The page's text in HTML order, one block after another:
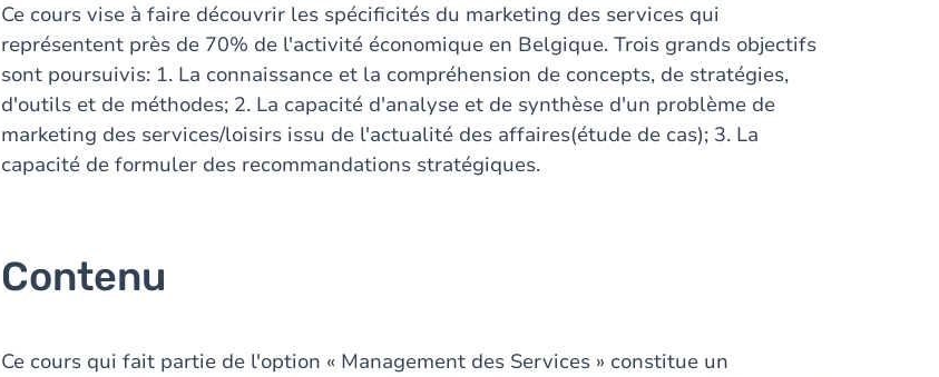
Ce cours vise à faire découvrir les spécificités du marketing des services qui
représentent près de 70% de l'activité économique en Belgique. Trois grands objectifs
sont poursuivis: 1. La connaissance et la compréhension de concepts, de stratégies,
d'outils et de méthodes; 2. La capacité d'analyse et de synthèse d'un problème de
marketing des services/loisirs issu de l'actualité des affaires(étude de cas); 3. La
capacité de formuler des recommandations stratégiques.
Contenu
Ce cours qui fait partie de l'option « Management des Services » constitue un